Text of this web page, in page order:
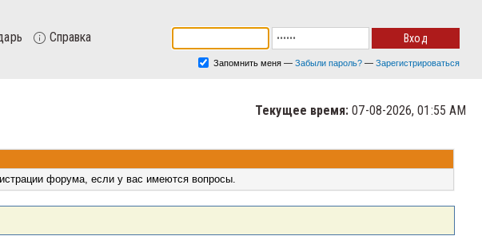
Справка
Запомнить меня — Забыли пароль? — Зарегистрироваться
Текущее время: 07-08-2026, 01:55 AM
форума, если у вас имеются вопросы.